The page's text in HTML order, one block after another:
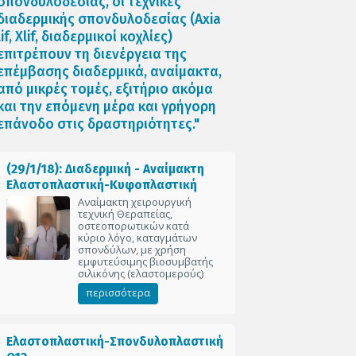
σπονδυλοδεσίας (Axia
Xlif, διαδερμικοί κοχλίες)
τη διενέργεια της
διαδερμικά, αναίμακτα,
μικρές τομές, εξιτήριο ακόμα
την επόμενη μέρα και γρήγορη
στις δραστηριότητες."
(29/1/18): Διαδερμική - Αναίμακτη
Ελαστοπλαστική-Κυφοπλαστική
Αναίμακτη χειρουργική
τεχνική Θεραπείας,
οστεοπορωτικών κατά
κύριο λόγο, καταγμάτων
σπονδύλων, με χρήση
εμφυτεύσιμης βιοσυμβατής
σιλικόνης (ελαστομερούς)
περισσότερα
Ελαστοπλαστική-Σπονδυλοπλαστική